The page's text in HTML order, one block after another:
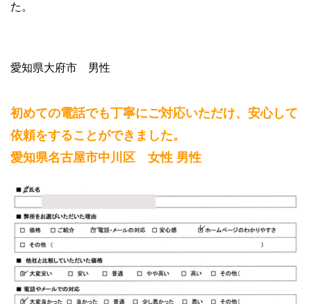
た。
愛知県大府市 男性
初めての電話でも丁寧にご対応いただけ、安心して
依頼をすることができました。
愛知県名古屋市中川区 女性 男性